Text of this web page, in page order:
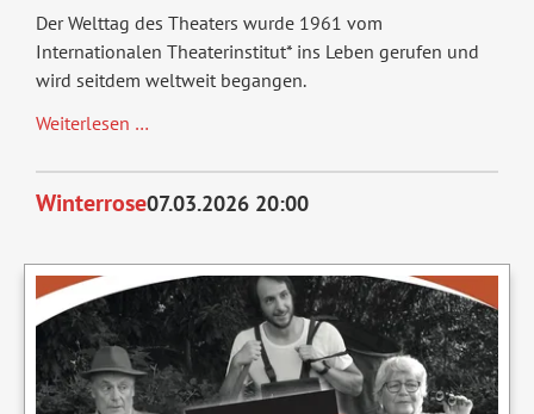
Der Welttag des Theaters wurde 1961 vom
Internationalen Theaterinstitut* ins Leben gerufen und
wird seitdem weltweit begangen.
Weiterlesen …Tag
offenen
Tür
Winterrose07.03.2026 20:00